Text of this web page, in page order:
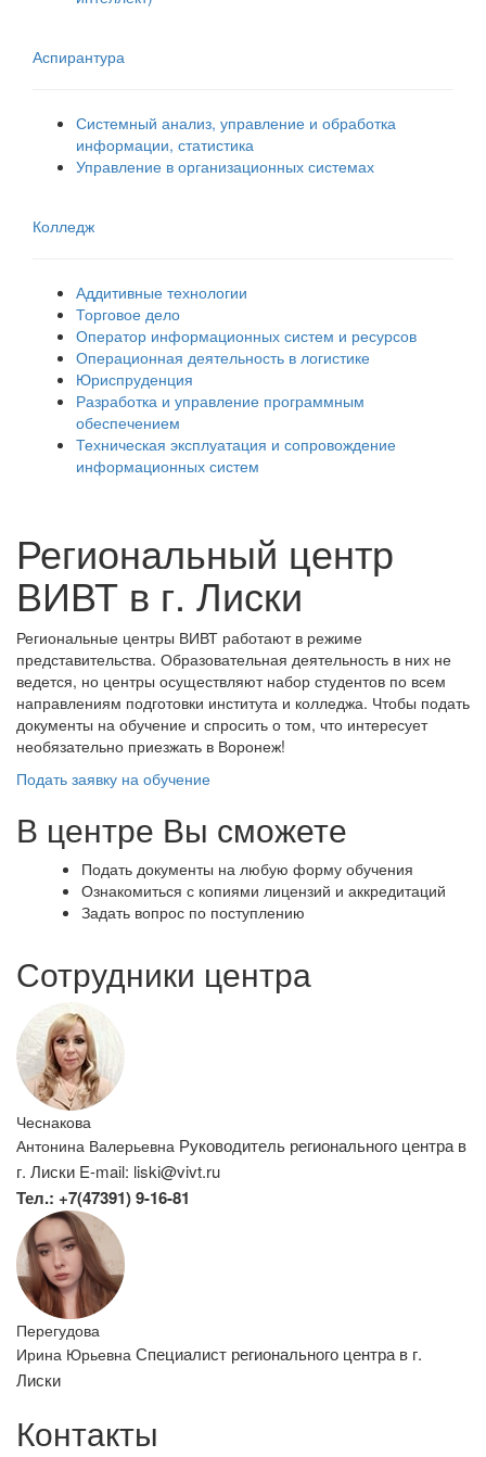
Аспирантура
Системный анализ, управление и обработка
информации, статистика
Управление в организационных системах
Колледж
Аддитивные технологии
Торговое дело
Оператор информационных систем и ресурсов
Операционная деятельность в логистике
Юриспруденция
Разработка и управление программным
обеспечением
Техническая эксплуатация и сопровождение
информационных систем
Региональный центр
ВИВТ в г. Лиски
Региональные центры ВИВТ работают в режиме
представительства. Образовательная деятельность в них не
ведется, но центры осуществляют набор студентов по всем
направлениям подготовки института и колледжа. Чтобы подать
документы на обучение и спросить о том, что интересует
необязательно приезжать в Воронеж!
Подать заявку на обучение
В центре Вы сможете
Подать документы на любую форму обучения
Ознакомиться с копиями лицензий и аккредитаций
Задать вопрос по поступлению
Сотрудники центра
Чеснакова
Антонина Валерьевна Руководитель регионального центра в
г. Лиски E-mail: liski@vivt.ru
Тел.: +7(47391) 9-16-81
Перегудова
Ирина Юрьевна Специалист регионального центра в г.
Лиски
Контакты